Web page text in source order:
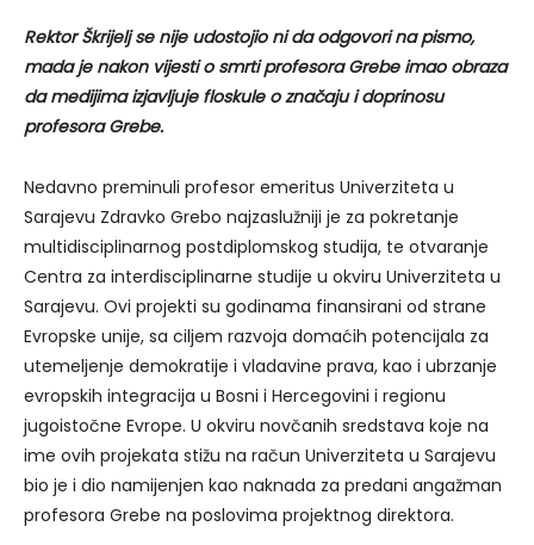
Rektor Škrijelj se nije udostojio ni da odgovori na pismo,
mada je nakon vijesti o smrti profesora Grebe imao obraza
da medijima izjavljuje floskule o značaju i doprinosu
profesora Grebe.
Nedavno preminuli profesor emeritus Univerziteta u
Sarajevu Zdravko Grebo najzaslužniji je za pokretanje
multidisciplinarnog postdiplomskog studija, te otvaranje
Centra za interdisciplinarne studije u okviru Univerziteta u
Sarajevu. Ovi projekti su godinama finansirani od strane
Evropske unije, sa ciljem razvoja domaćih potencijala za
utemeljenje demokratije i vladavine prava, kao i ubrzanje
evropskih integracija u Bosni i Hercegovini i regionu
jugoistočne Evrope. U okviru novčanih sredstava koje na
ime ovih projekata stižu na račun Univerziteta u Sarajevu
bio je i dio namijenjen kao naknada za predani angažman
profesora Grebe na poslovima projektnog direktora.